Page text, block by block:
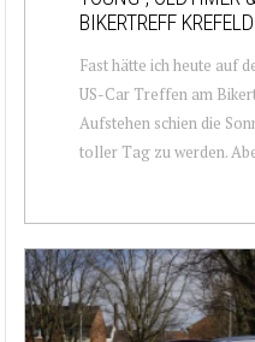
BIKERTREFF
Fast hätte ich heute auf
US-Car Treffen am
Aufstehen schien die
toller Tag zu werden.